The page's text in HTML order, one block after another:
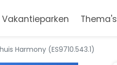
Vakantieparken Thema's
Harmony (ES9710.543.1)